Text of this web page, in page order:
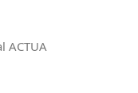
ACTUA